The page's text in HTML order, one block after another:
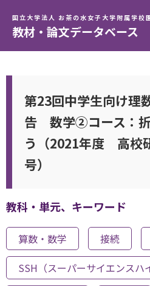
国立大学法人 お茶の水女子大学附属学校
教材・論文データベース
第23回中学生向け理
告 数学②コース：折
う（2021年度 高校
号）
教科・単元、キーワード
算数・数学 接続
SSH（スーパーサイエンスハ